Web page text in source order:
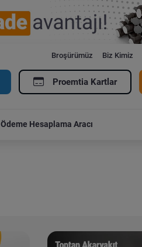
Broşürümüz Biz Kimiz
Proemtia Kartlar
Ödeme Hesaplama Aracı